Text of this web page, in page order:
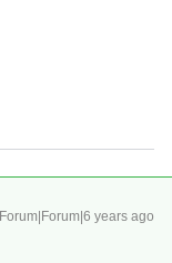
Forum|Forum|6 years ago